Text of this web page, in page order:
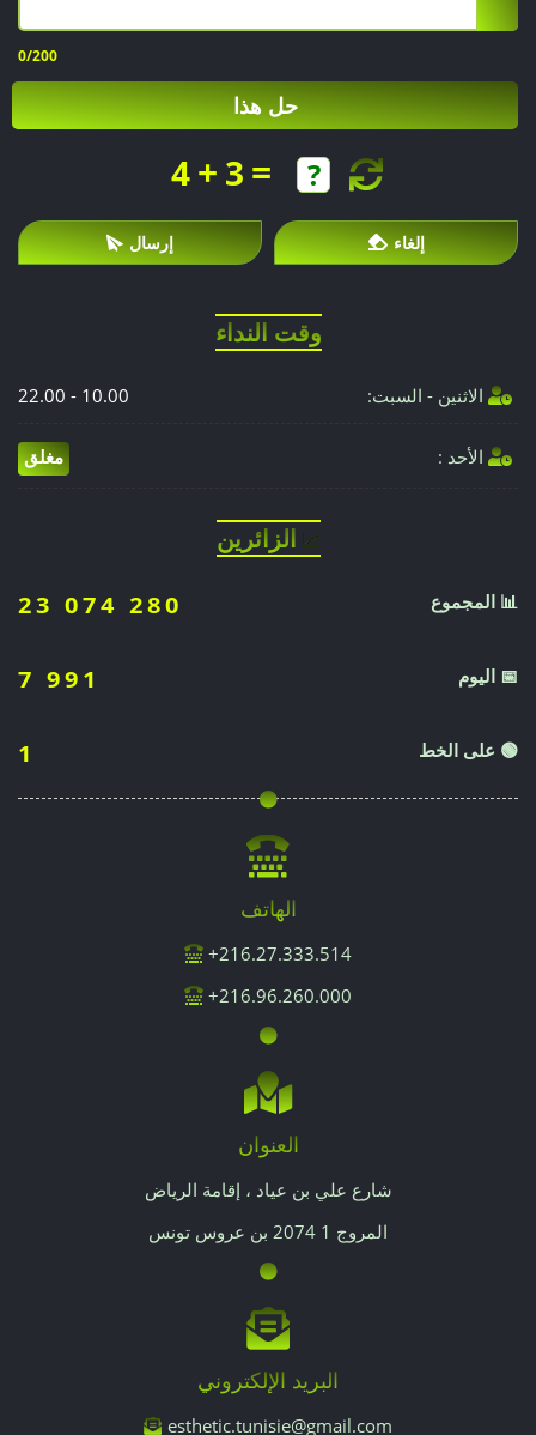
0/200
حل هذا
4+ 3 =
إلغاء إرسال
وقت النداء
الاثنين - السبت: 10.00 - 22.00
الأحد : مغلق
📈 الزائرين
📊 المجموع 23 074 280
📅 اليوم 7 991
🟢 على الخط 1
الهاتف
216.27.333.514+
216.96.260.000+
العنوان
شارع علي بن عياد ، إقامة الرياض
المروج 1 2074 بن عروس تونس
البريد الإلكتروني
esthetic.tunisie@gmail.com